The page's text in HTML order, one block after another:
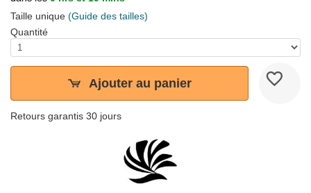
Taille unique (Guide des tailles)
Quantité
Ajouter au panier
Retours garantis 30 jours